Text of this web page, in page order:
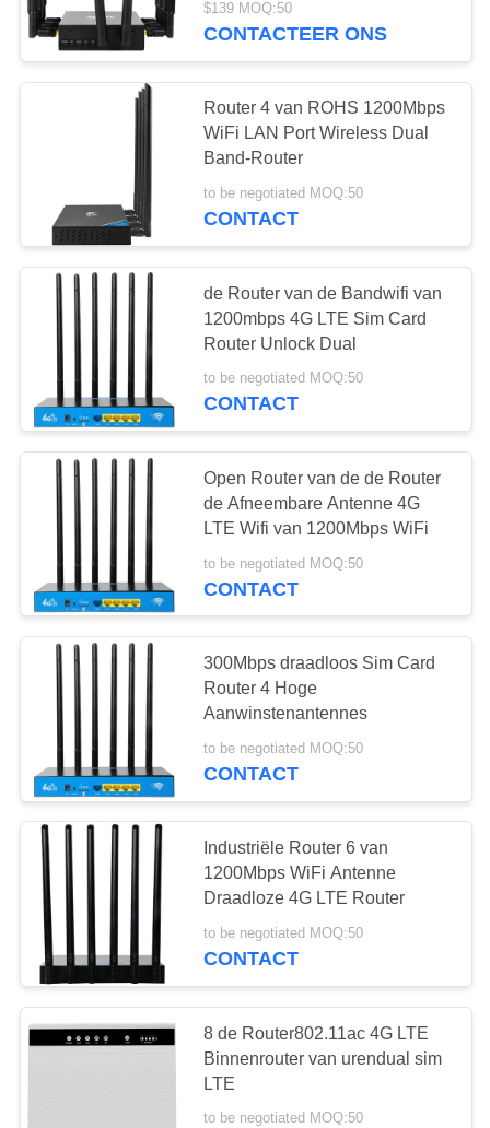
WiFi 6 Gigabit-
Router
de Industriële
Router van 4G LTE
61
De Vergroting van
WiFi van de
muurstop
Mobiele Hotspot van
draagbare 4G
de Modem van 4G
LTE USB WiFi
$139 MOQ:50
CONTACTEER ONS
Router 4 van ROHS 1200Mbps
WiFi LAN Port Wireless Dual
Band-Router
to be negotiated MOQ:50
CONTACT
de Router van de Bandwifi van
1200mbps 4G LTE Sim Card
Router Unlock Dual
to be negotiated MOQ:50
CONTACT
Open Router van de de Router
de Afneembare Antenne 4G
LTE Wifi van 1200Mbps WiFi
to be negotiated MOQ:50
CONTACT
300Mbps draadloos Sim Card
Router 4 Hoge
Aanwinstenantennes
to be negotiated MOQ:50
CONTACT
Industriële Router 6 van
1200Mbps WiFi Antenne
Draadloze 4G LTE Router
to be negotiated MOQ:50
CONTACT
8 de Router802.11ac 4G LTE
Binnenrouter van urendual sim
LTE
to be negotiated MOQ:50